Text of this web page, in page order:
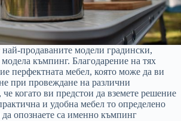
най-продаваните модели градински,
модела къмпинг. Благодарение на тях
перфектната мебел, която може да ви
при провеждане на различни
когато ви предстои да вземете решение
и удобна мебел то определено
да опознаете са именно къмпинг